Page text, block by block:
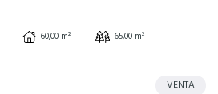
60,00 m²
65,00 m²
VENTA